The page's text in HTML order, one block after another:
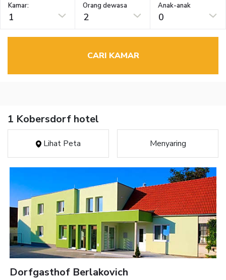
Kamar:
1
Orang dewasa
2
Anak-anak
0
CARI KAMAR
1 Kobersdorf hotel
Lihat Peta Menyaring
Dorfgasthof Berlakovich